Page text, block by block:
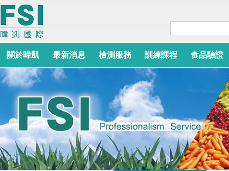
關於暐凱 最新消息 檢測服務 訓練課程 食品驗證